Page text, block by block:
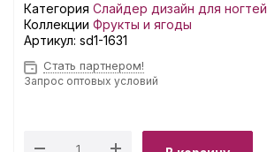
Категория Слайдер дизайн для ногтей
Коллекции Фрукты и ягоды
Артикул: sd1-1631
Стать партнером!
Запрос оптовых условий